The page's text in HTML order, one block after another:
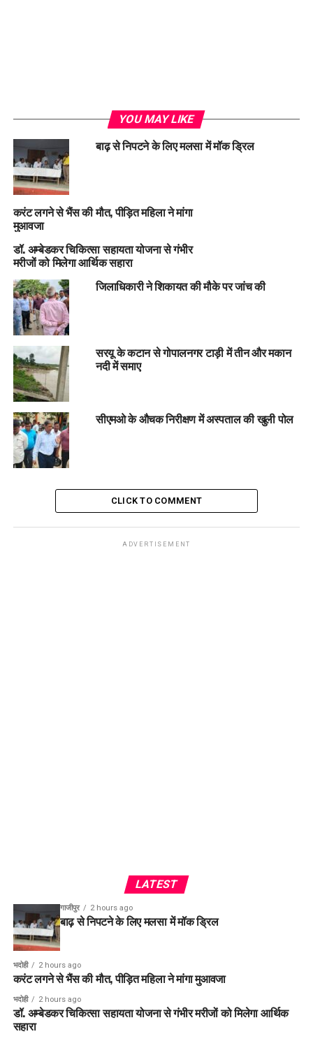
YOU MAY LIKE
बाढ़ से निपटने के लिए मलसा में मॉक ड्रिल
करंट लगने से भैंस की मौत, पीड़ित महिला ने मांगा
मुआवजा
डॉ. अम्बेडकर चिकित्सा सहायता योजना से गंभीर
मरीजों को मिलेगा आर्थिक सहारा
जिलाधिकारी ने शिकायत की मौके पर जांच की
सरयू के कटान से गोपालनगर टाड़ी में तीन और मकान
नदी में समाए
सीएमओ के औचक निरीक्षण में अस्पताल की खुली पोल
CLICK TO COMMENT
ADVERTISEMENT
LATEST
गाजीपुर 2 hours ago
बाढ़ से निपटने के लिए मलसा में मॉक ड्रिल
भदोही 2 hours ago
करंट लगने से भैंस की मौत, पीड़ित महिला ने मांगा मुआवजा
भदोही 2 hours ago
डॉ. अम्बेडकर चिकित्सा सहायता योजना से गंभीर मरीजों को मिलेगा आर्थिक
सहारा